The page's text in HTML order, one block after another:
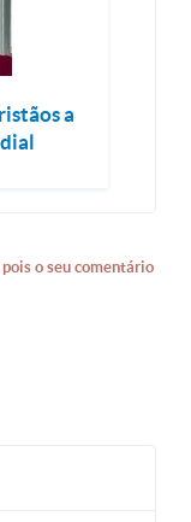
a
o seu comentário